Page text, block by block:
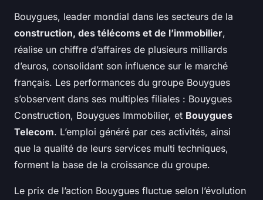
Bouygues, leader mondial dans les secteurs de la
construction, des télécoms et de l’immobilier,
réalise un chiffre d’affaires de plusieurs milliards
d’euros, consolidant son influence sur le marché
français. Les performances du groupe Bouygues
s’observent dans ses multiples filiales : Bouygues
Construction, Bouygues Immobilier, et Bouygues
Telecom. L’emploi généré par ces activités, ainsi
que la qualité de leurs services multi techniques,
forment la base de la croissance du groupe.
Le prix de l’action Bouygues fluctue selon l’évolution